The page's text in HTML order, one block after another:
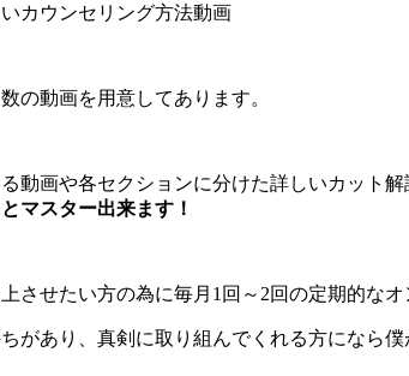
カウンセリング方法動画
の動画を用意してあります。
動画や各セクションに分けた詳しいカット
マスター出来ます！
させたい方の為に毎月1回～2回の定期的な
があり、真剣に取り組んでくれる方になら